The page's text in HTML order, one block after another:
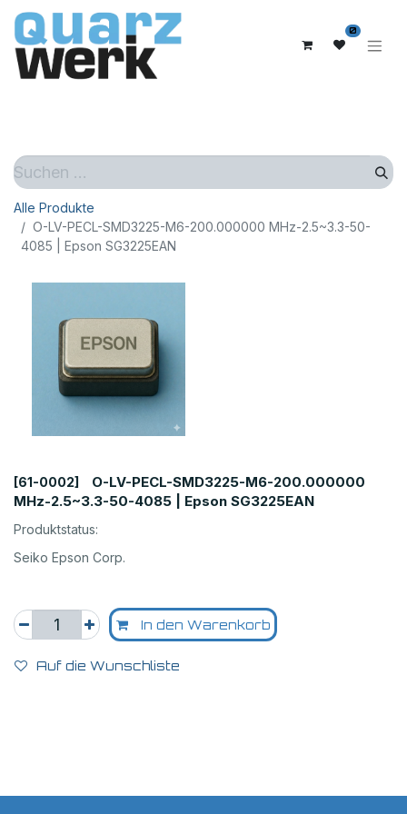
0
Alle Produkte
O-LV-PECL-SMD3225-M6-200.000000 MHz-2.5~3.3-50-
4085 | Epson SG3225EAN
[61-0002]
O-LV-PECL-SMD3225-M6-200.000000
MHz-2.5~3.3-50-4085 | Epson SG3225EAN
Produktstatus:
Seiko Epson Corp.
In den Warenkorb
Auf die Wunschliste